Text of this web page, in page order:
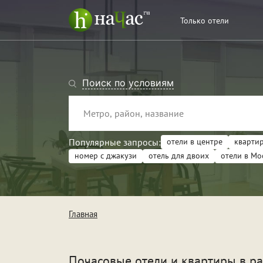
Только отели
Поиск по условиям
Популярные запросы: отели в центре
номер с джакузи
отель для двоих отели в
Поводы
Главная